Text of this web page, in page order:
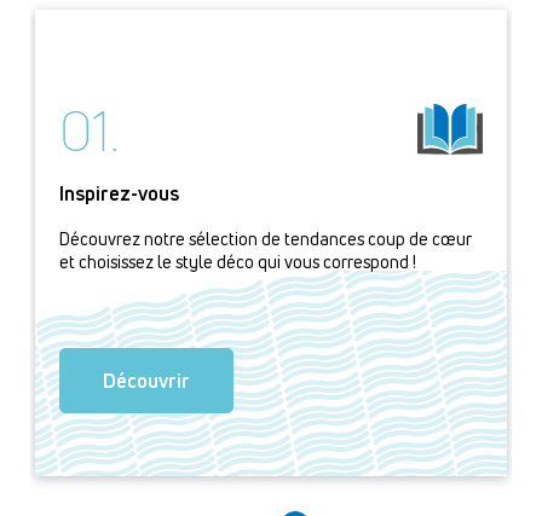
01.
Inspirez-vous
Découvrez notre sélection de tendances coup de cœur
et choisissez le style déco qui vous correspond !
Découvrir